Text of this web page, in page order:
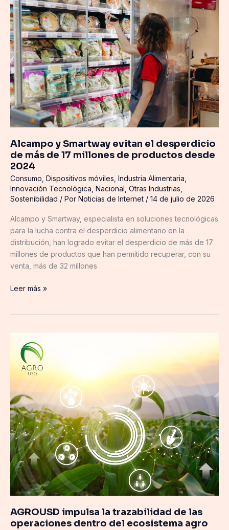
Alcampo y Smartway evitan el desperdicio
de más de 17 millones de productos desde
2024
Consumo Dispositivos móviles Industria Alimentaria
Innovación Tecnológica Nacional Otras Industrias
Sostenibilidad / Por Noticias de Internet / 14 de julio de 2026
Alcampo y Smartway, especialista en soluciones tecnológicas
para la lucha contra el desperdicio alimentario en la
distribución, han logrado evitar el desperdicio de más de 17
millones de productos que han permitido recuperar, con su
venta, más de 32 millones
y
Smartway
evitan
el
desperdicio
de
más
de
17
millones
de
desde
2024
Leer más »
AGROUSD impulsa la trazabilidad de las
operaciones dentro del ecosistema agro
impulsa
trazabilidad
las
operaciones
dentro
del
ecosistema
agro